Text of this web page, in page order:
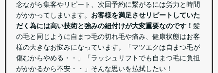
念ながら集客やリピート、次回予約に繋がるには労力と時間
がかかってしまいます。 お客様を満足させリピートしていた
だく為には高い技術と強みの紐付けが大変重要なのです！ 髪
の毛と同じように自まつ毛の切れ毛や痛み、健康状態はお客
様の大きなお悩みになっています。「マツエクは自まつ毛が
傷むからやめる・・」「ラッシュリフトでも自まつ毛に負担
がかかるから不安・・」そんな思いを払拭したい！